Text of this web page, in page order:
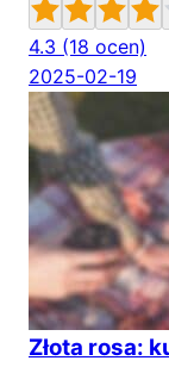
4.3 (18 ocen)
2025-02-19
Złota rosa: